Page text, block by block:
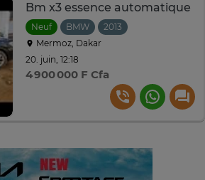
Bm x3 essence automatique
Neuf BMW 2013
Mermoz, Dakar
20. juin, 12:18
4 900 000 F Cfa